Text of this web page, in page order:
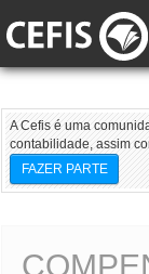
A Cefis é uma
contabilidade, assim
FAZER PARTE